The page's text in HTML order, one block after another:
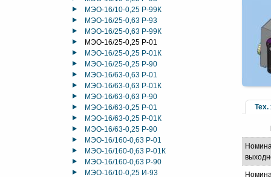
МЭО-16/10-0,25 Р-99К
МЭО-16/25-0,63 Р-93
МЭО-16/25-0,63 Р-99К
МЭО-16/25-0,25 Р-01
МЭО-16/25-0,25 Р-01К
МЭО-16/25-0,25 Р-90
МЭО-16/63-0,63 Р-01
МЭО-16/63-0,63 Р-01К
МЭО-16/63-0,63 Р-90
МЭО-16/63-0,25 Р-01
МЭО-16/63-0,25 Р-01К
МЭО-16/63-0,25 Р-90
МЭО-16/160-0,63 Р-01
МЭО-16/160-0,63 Р-01К
МЭО-16/160-0,63 Р-90
МЭО-16/10-0,25 И-93
Тех.